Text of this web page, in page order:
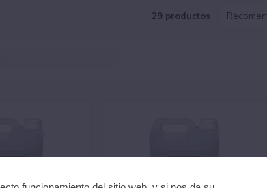
29 productos